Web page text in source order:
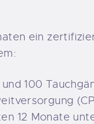
ein
100
12 Monate